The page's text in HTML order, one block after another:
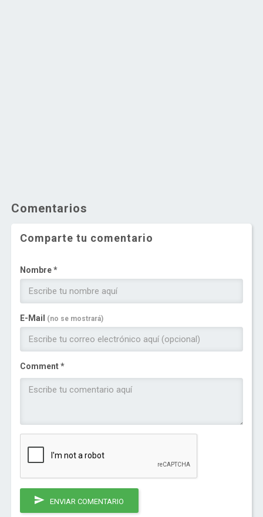
Comentarios
Comparte tu comentario
Nombre *
E-Mail (no se mostrará)
Comment *
ENVIAR COMENTARIO